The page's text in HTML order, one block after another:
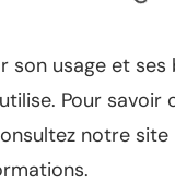
son usage et
Pour
notre site